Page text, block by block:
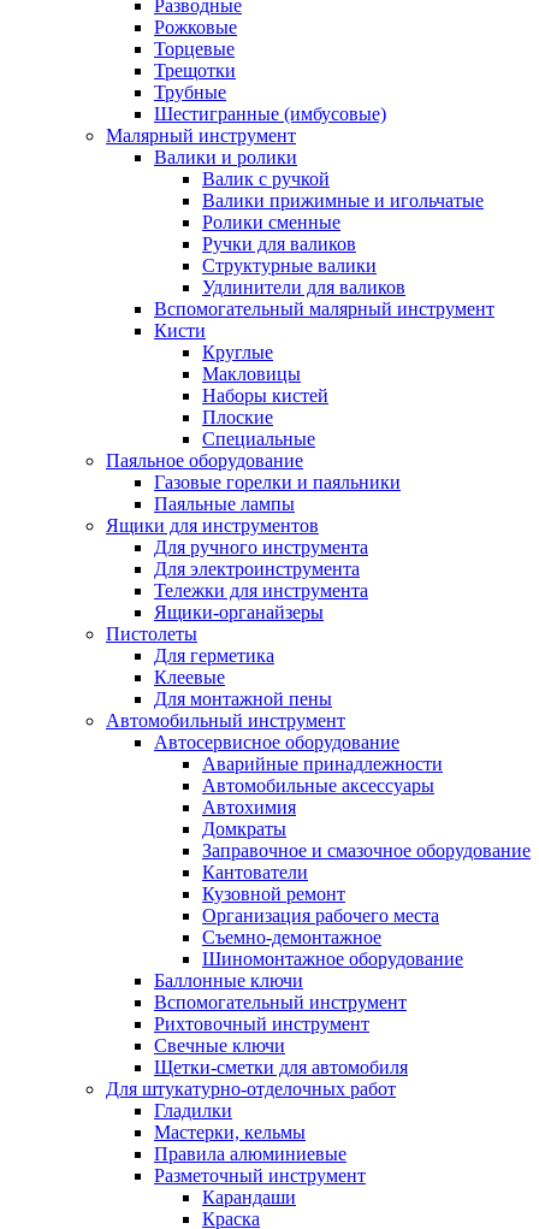
Разводные
Рожковые
Торцевые
Трещотки
Трубные
Шестигранные (имбусовые)
Малярный инструмент
Валики и ролики
Валик с ручкой
Валики прижимные и игольчатые
Ролики сменные
Ручки для валиков
Структурные валики
Удлинители для валиков
Вспомогательный малярный инструмент
Кисти
Круглые
Макловицы
Наборы кистей
Плоские
Специальные
Паяльное оборудование
Газовые горелки и паяльники
Паяльные лампы
Ящики для инструментов
Для ручного инструмента
Для электроинструмента
Тележки для инструмента
Ящики-органайзеры
Пистолеты
Для герметика
Клеевые
Для монтажной пены
Автомобильный инструмент
Автосервисное оборудование
Аварийные принадлежности
Автомобильные аксессуары
Автохимия
Домкраты
Заправочное и смазочное оборудование
Кантователи
Кузовной ремонт
Организация рабочего места
Съемно-демонтажное
Шиномонтажное оборудование
Баллонные ключи
Вспомогательный инструмент
Рихтовочный инструмент
Свечные ключи
Щетки-сметки для автомобиля
Для штукатурно-отделочных работ
Гладилки
Мастерки, кельмы
Правила алюминиевые
Разметочный инструмент
Карандаши
Краска